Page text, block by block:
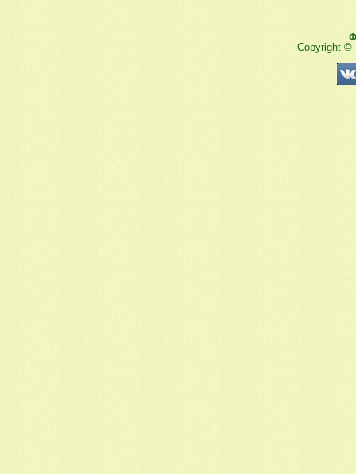
Copyright ©